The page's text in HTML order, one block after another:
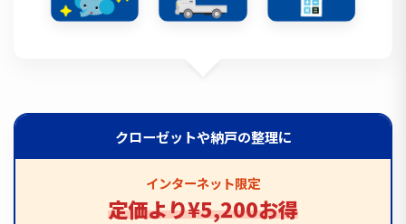
クローゼットや納戸の整理に
インターネット限定
定価より¥5,200お得